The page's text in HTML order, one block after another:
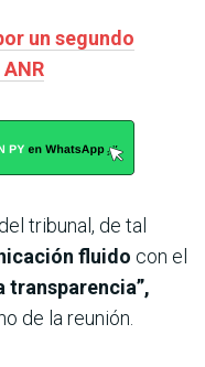
un segundo
tribunal, de tal
fluido con el
transparencia”,
de la reunión.